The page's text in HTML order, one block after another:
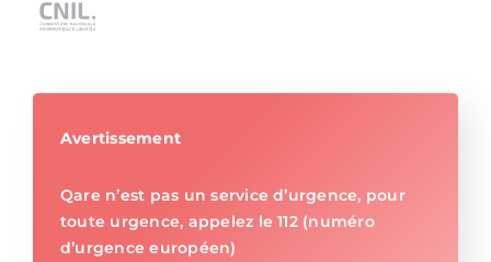
Avertissement
Qare n’est pas un service d’urgence, pour
toute urgence, appelez le 112 (numéro
d’urgence européen)